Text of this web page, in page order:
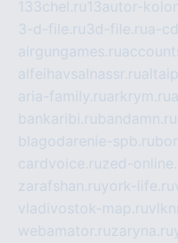
133chel.ru13autor-
3-d-file.ru3d-file.rua-
airgungames.ru
alfeihavsalnassr.ru
aria-family.ruarkrym.ru
bankaribi.rubandamn.ru
blagodarenie-spb.ru
cardvoice.ruzed-
zarafshan.ruyork-life.ru
vladivostok-map.ru
webamator.ruzaryna.ru